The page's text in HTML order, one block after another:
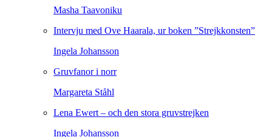
Masha Taavoniku
Intervju med Ove Haarala, ur boken ”Strejkkonsten”
Ingela Johansson
Gruvfanor i norr
Margareta Ståhl
Lena Ewert – och den stora gruvstrejken
Ingela Johansson